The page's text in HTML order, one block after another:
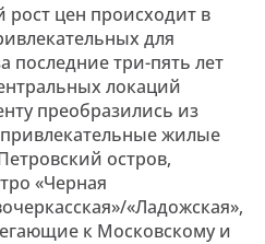
цен происходит в
для
последние три-пять лет
локаций
преобразились из
жилые
остров,
«Черная
«Ладожская»,
к Московскому и